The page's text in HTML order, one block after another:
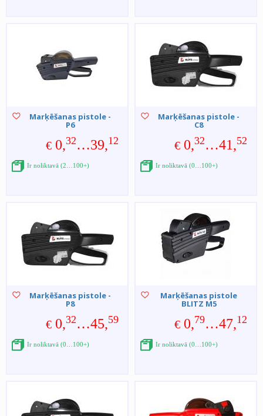
Marķēšanas pistole -
P6
€ 0,32…39,12
Ir noliktavā (2…100+)
Marķēšanas pistole -
C8
€ 0,32…41,52
Ir noliktavā (0…100+)
Marķēšanas pistole -
P8
€ 0,32…45,59
Ir noliktavā (0…100+)
Marķēšanas pistole
BLITZ M5
€ 0,79…47,12
Ir noliktavā (0…100+)